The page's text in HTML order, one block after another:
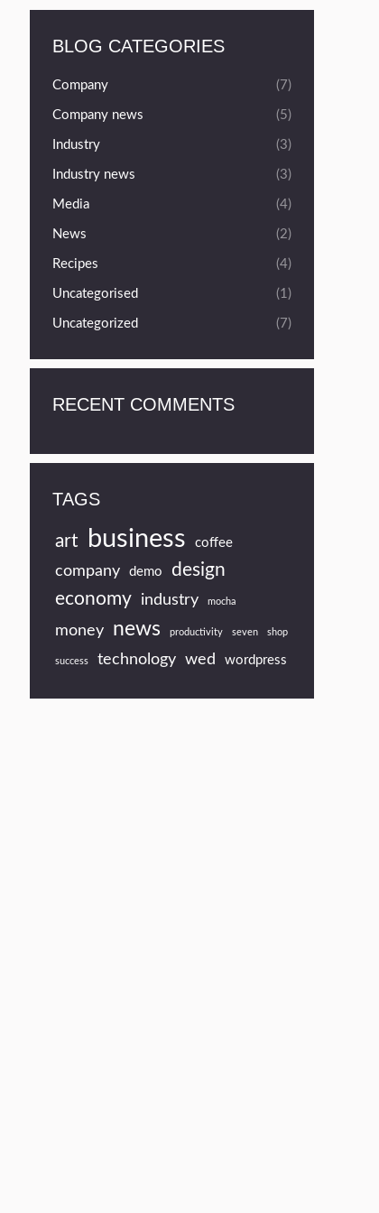
BLOG CATEGORIES
Company (7)
Company news (5)
Industry (3)
Industry news (3)
Media (4)
News (2)
Recipes (4)
Uncategorised (1)
Uncategorized (7)
RECENT COMMENTS
TAGS
art business coffee
company demo
design
economy industry mocha
money news productivity seven shop
success technology wed wordpress